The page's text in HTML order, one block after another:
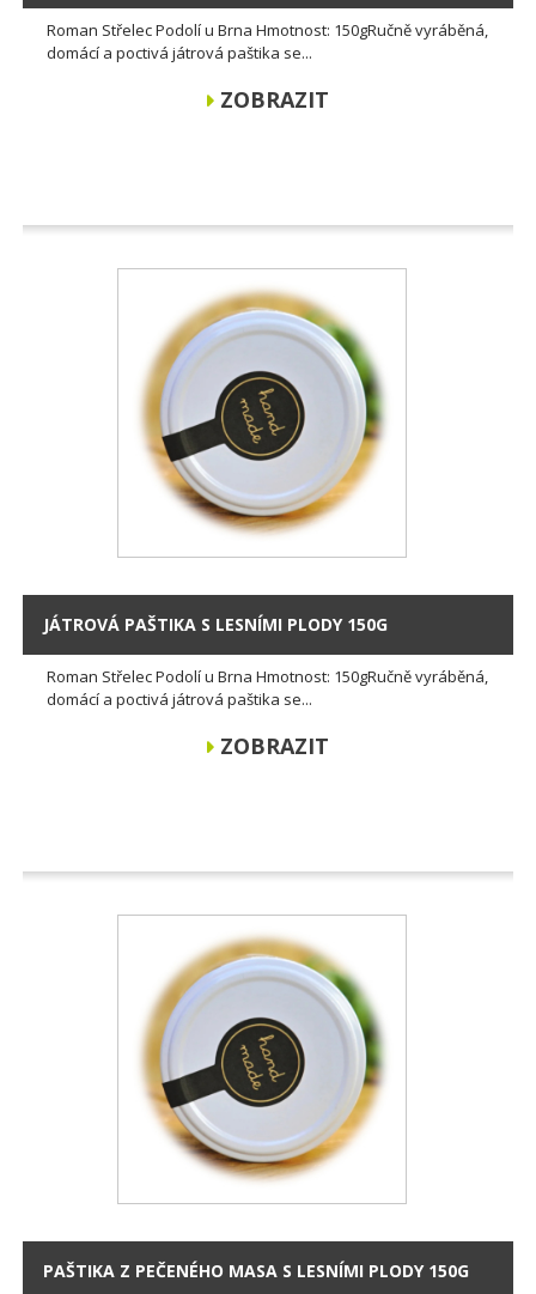
Roman Střelec Podolí u Brna Hmotnost: 150gRučně vyráběná,
domácí a poctivá játrová paštika se...
ZOBRAZIT
JÁTROVÁ PAŠTIKA S LESNÍMI PLODY 150G
Roman Střelec Podolí u Brna Hmotnost: 150gRučně vyráběná,
domácí a poctivá játrová paštika se...
ZOBRAZIT
PAŠTIKA Z PEČENÉHO MASA S LESNÍMI PLODY 150G